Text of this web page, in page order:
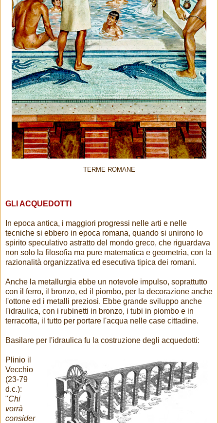
TERME ROMANE
GLI ACQUEDOTTI
In epoca antica, i maggiori progressi nelle arti e nelle
tecniche si ebbero in epoca romana, quando si unirono lo
spirito speculativo astratto del mondo greco, che riguardava
non solo la filosofia ma pure matematica e geometria, con la
razionalità organizzativa ed esecutiva tipica dei romani.
Anche la metallurgia ebbe un notevole impulso, soprattutto
con il ferro, il bronzo, ed il piombo, per la decorazione anche
l'ottone ed i metalli preziosi. Ebbe grande sviluppo anche
l'idraulica, con i rubinetti in bronzo, i tubi in piombo e in
terracotta, il tutto per portare l'acqua nelle case cittadine.
Basilare per l'idraulica fu la costruzione degli acquedotti:
Plinio il
Vecchio
(23-79
d.c.):
"Chi
vorrà
consider